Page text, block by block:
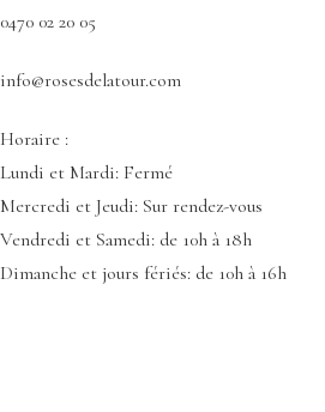
0470 02 20 05
info@rosesdelatour.com
Horaire :
Lundi et Mardi: Fermé
Mercredi et Jeudi: Sur rendez-vous
Vendredi et Samedi: de 10h à 18h
Dimanche et jours fériés: de 10h à 16h